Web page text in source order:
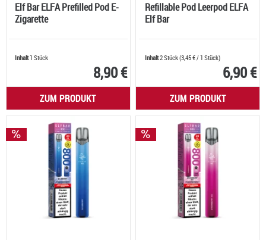
Elf Bar ELFA Prefilled Pod E-
Zigarette
Inhalt1 Stück
8,90 €
ZUM PRODUKT
Refillable Pod Leerpod ELFA
Elf Bar
Inhalt2 Stück(3,45 €/ 1 Stück)
6,90 €
ZUM PRODUKT